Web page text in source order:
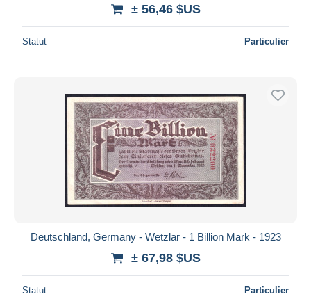
± 56,46 $US
Statut Particulier
Deutschland, Germany - Wetzlar - 1 Billion Mark - 1923
± 67,98 $US
Statut Particulier